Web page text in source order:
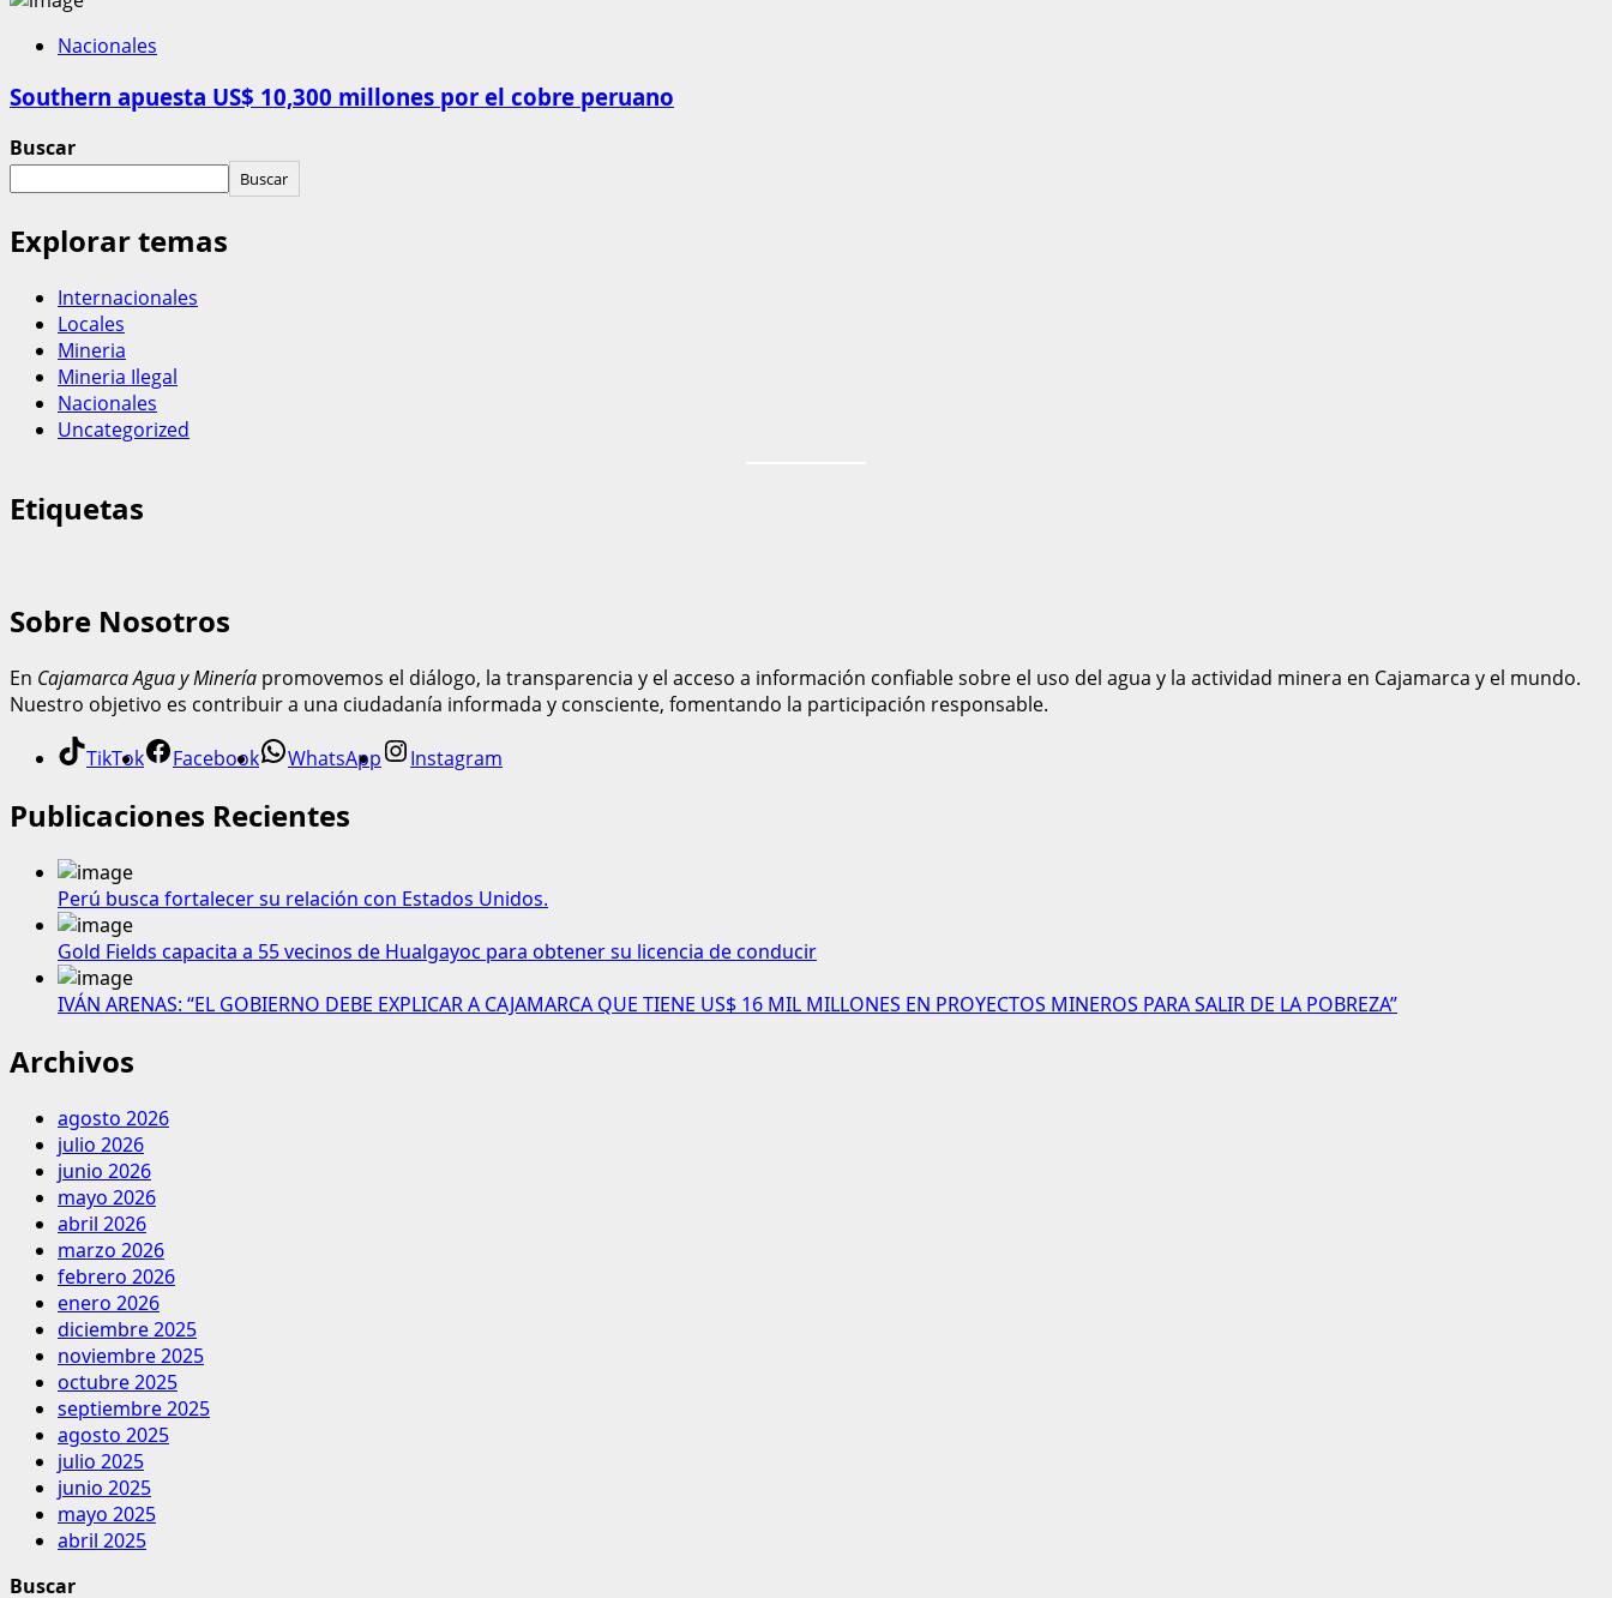
Nacionales
Southern apuesta US$ 10,300 millones por el cobre peruano
Buscar
Buscar
Explorar temas
Internacionales
Locales
Mineria
Mineria Ilegal
Nacionales
Uncategorized
Etiquetas
Sobre Nosotros
En Cajamarca Agua y Minería promovemos el diálogo, la transparencia y el acceso a información confiable sobre el uso del agua y la actividad minera en Cajamarca y el mundo.
Nuestro objetivo es contribuir a una ciudadanía informada y consciente, fomentando la participación responsable.
TikTok Facebook WhatsApp Instagram
Publicaciones Recientes
Perú busca fortalecer su relación con Estados Unidos.
Gold Fields capacita a 55 vecinos de Hualgayoc para obtener su licencia de conducir
IVÁN ARENAS: “EL GOBIERNO DEBE EXPLICAR A CAJAMARCA QUE TIENE US$ 16 MIL MILLONES EN PROYECTOS MINEROS PARA SALIR DE LA POBREZA”
Archivos
agosto 2026
julio 2026
junio 2026
mayo 2026
abril 2026
marzo 2026
febrero 2026
enero 2026
diciembre 2025
noviembre 2025
octubre 2025
septiembre 2025
agosto 2025
julio 2025
junio 2025
mayo 2025
abril 2025
Buscar